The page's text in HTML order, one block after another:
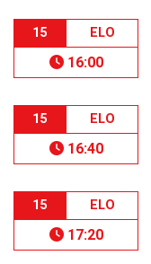
15 ELO
16:00
15 ELO
16:40
15 ELO
17:20